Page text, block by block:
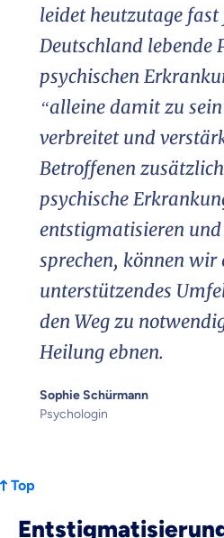
leidet heutzutage
Deutschland lebende
psychischen
“alleine damit zu
verbreitet und
Betroffenen
psychische
entstigmatisieren
sprechen, können wir
unterstützendes
den Weg zu
Heilung ebnen.
Sophie Schürmann
Psychologin
Top